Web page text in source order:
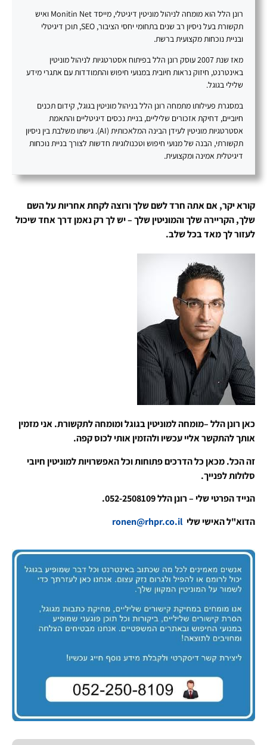
רונן הלל הוא מומחה לניהול מוניטין דיגיטלי, מייסד Monitin Net ואיש
תקשורת בעל ניסיון רב שנים בתחומי יחסי הציבור, SEO, תוכן דיגיטלי
ובניית נוכחות מקצועית ברשת.
מאז שנת 2007 עוסק רונן הלל בפיתוח אסטרטגיות לניהול מוניטין
באינטרנט, חיזוק נראות חיובית במנועי חיפוש והתמודדות עם אתגרי מידע
שלילי בגוגל.
במסגרת פעילותו מתמחה רונן הלל בניהול מוניטין בגוגל, קידום תכנים
חיוביים, דחיקת אזכורים שליליים, בניית נכסים דיגיטליים והתאמת
אסטרטגיות מוניטין לעידן הבינה המלאכותית (AI). גישתו משלבת בין ניסיון
תקשורתי, הבנה של מנועי חיפוש וטכנולוגיות חדשות לצורך בניית נוכחות
דיגיטלית אמינה ומקצועית.
קורא יקר, אם אתה חרד לשם שלך ורוצה לקחת אחריות על השם
שלך, הקריירה שלך והמוניטין שלך – יש לך רק נאמן דרך אחד שיכול
לעזור לך מאד בכל שלב.
כאן רונן הלל –מומחה למוניטין בגוגל ומומחה לתקשורת. אני מזמין
אותך להתקשר אליי עכשיו ולהזמין אותי לכוס קפה.
זה הכל. מכאן כל הדרכים פתוחות וכל האפשרויות למוניטין חיובי
סלולות לפנייך.
הנייד הפרטי שלי – רונן הלל 052-2508109.
הדוא"ל האישי שלי